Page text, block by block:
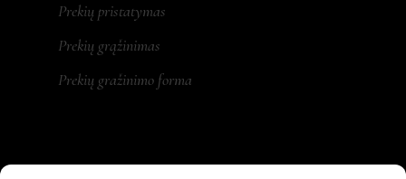
Prekių pristatymas
Prekių grąžinimas
Prekių gražinimo forma